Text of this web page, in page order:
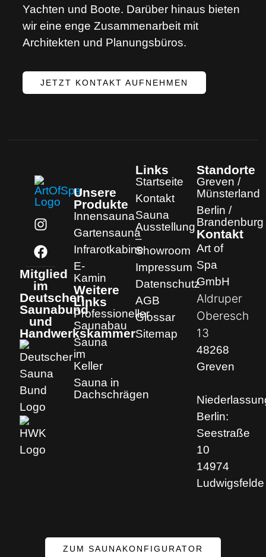
Yachten und Boote. Darüber hinaus bieten
wir eine enge Zusammenarbeit mit
Architekten und Planungsbüros.
JETZT KONTAKT AUFNEHMEN
Mitglied
im
Deutschen
Saunabund
und
Handwerkskammer
Unsere
Produkte
Innensauna
Gartensauna
Infrarotkabine
E-
Kamin
Weitere
Links
Professioneller
Saunabau
Sauna
im
Keller
Sauna in
Dachschrägen
Links
Startseite
Kontakt
Sauna
Ausstellung
–
Showroom
Impressum
Datenschutz
AGB
Glossar
Sitemap
Standorte
Greven /
Münsterland
Berlin /
Brandenburg
Kontakt
Art of
Spa
GmbH
Aldruper
Oberesch
13
48268
Greven
Berlin:
Seestraße
10
14974
Ludwigsfelde
ZUM SAUNAKONFIGURATOR